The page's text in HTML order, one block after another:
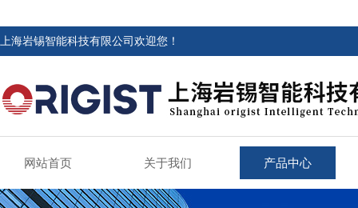
上海岩锡智能科技有限公司欢迎您！
网站首页 关于我们 产品中心